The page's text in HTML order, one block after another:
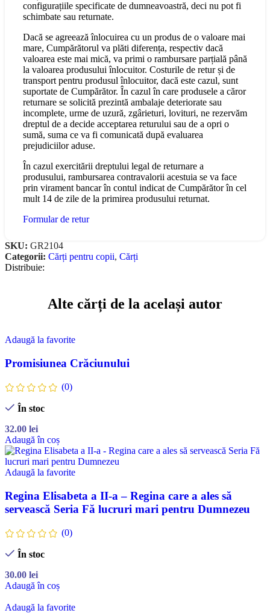
configurațiile specificate de dumneavoastră, deci nu pot fi
schimbate sau returnate.
Dacă se agreează înlocuirea cu un produs de o valoare mai
mare, Cumpărătorul va plăti diferența, respectiv dacă
valoarea este mai mică, va primi o rambursare parțială până
la valoarea produsului înlocuitor. Costurile de retur și de
transport pentru produsul înlocuitor, dacă este cazul, sunt
suportate de Cumpărător. În cazul în care produsele a căror
returnare se solicită prezintă ambalaje deteriorate sau
incomplete, urme de uzură, zgârieturi, lovituri, ne rezervăm
dreptul de a decide acceptarea returului sau de a opri o
sumă, suma ce va fi comunicată după evaluarea
prejudiciilor aduse.
În cazul exercitării dreptului legal de returnare a
produsului, rambursarea contravalorii acestuia se va face
prin virament bancar în contul indicat de Cumpărător în cel
mult 14 de zile de la primirea produsului returnat.
Formular de retur
SKU: GR2104
Categorii: Cărți pentru copii, Cărți
Distribuie:
Alte cărți de la același autor
Adaugă la favorite
Promisiunea Crăciunului
(0)
În stoc
32.00 lei
Adaugă în coș
Adaugă la favorite
Regina Elisabeta a II-a – Regina care a ales să
servească Seria Fă lucruri mari pentru Dumnezeu
(0)
În stoc
30.00 lei
Adaugă în coș
Adaugă la favorite